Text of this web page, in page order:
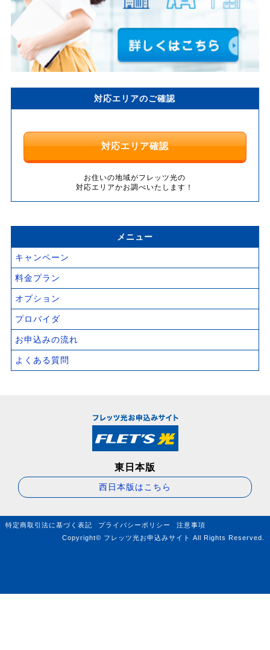
対応エリアのご確認
対応エリア確認
お住いの地域がフレッツ光の
対応エリアかお調べいたします！
メニュー
キャンペーン
料金プラン
オプション
プロバイダ
お申込みの流れ
よくある質問
東日本版
西日本版はこちら
特定商取引法に基づく表記 プライバシーポリシー
注意事項
Copyright© フレッツ光お申込みサイト All Rights Reserved.